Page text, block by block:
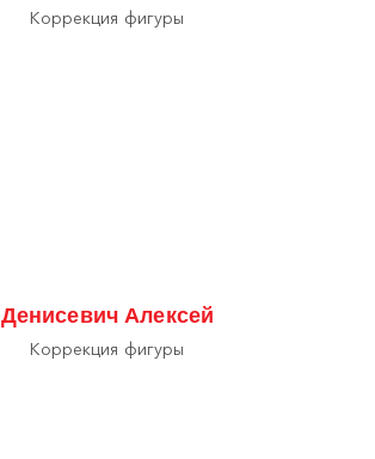
Коррекция фигуры
Денисевич Алексей
Коррекция фигуры